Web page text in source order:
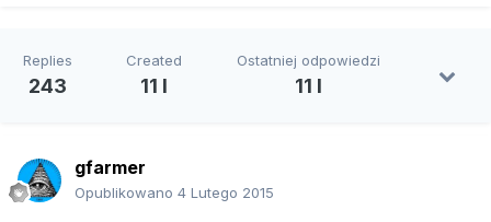
Replies
243
Created
11 l
Ostatniej odpowiedzi
11 l
gfarmer
Opublikowano 4 Lutego 2015